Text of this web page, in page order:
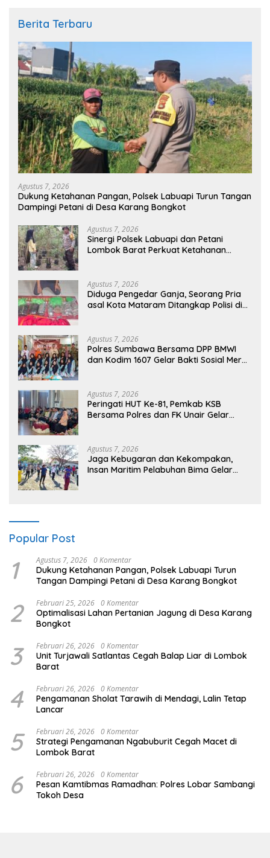
Berita Terbaru
Agustus 7, 2026
Dukung Ketahanan Pangan, Polsek Labuapi Turun Tangan
Dampingi Petani di Desa Karang Bongkot
Agustus 7, 2026
Sinergi Polsek Labuapi dan Petani
Lombok Barat Perkuat Ketahanan
Agustus 7, 2026
Diduga Pengedar Ganja, Seorang Pria
asal Kota Mataram Ditangkap Polisi di
Agustus 7, 2026
Polres Sumbawa Bersama DPP BMWI
dan Kodim 1607 Gelar Bakti Sosial Merah
Agustus 7, 2026
Peringati HUT Ke-81, Pemkab KSB
Bersama Polres dan FK Unair Gelar
Agustus 7, 2026
Jaga Kebugaran dan Kekompakan,
Insan Maritim Pelabuhan Bima Gelar
Popular Post
1 Agustus 7, 2026 0 Komentar
Dukung Ketahanan Pangan, Polsek Labuapi Turun
Tangan Dampingi Petani di Desa Karang Bongkot
2 Februari 25, 2026 0 Komentar
Optimalisasi Lahan Pertanian Jagung di Desa Karang
Bongkot
3 Februari 26, 2026 0 Komentar
Unit Turjawali Satlantas Cegah Balap Liar di Lombok
Barat
4 Februari 26, 2026 0 Komentar
Pengamanan Sholat Tarawih di Mendagi, Lalin Tetap
Lancar
5 Februari 26, 2026 0 Komentar
Strategi Pengamanan Ngabuburit Cegah Macet di
Lombok Barat
6 Februari 26, 2026 0 Komentar
Pesan Kamtibmas Ramadhan: Polres Lobar Sambangi
Tokoh Desa